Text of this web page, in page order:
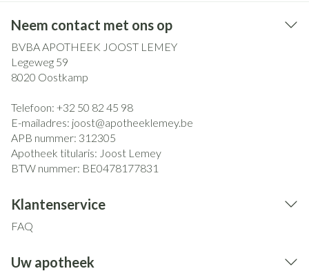
Neem contact met ons op
BVBA APOTHEEK JOOST LEMEY
Legeweg 59
8020 Oostkamp
Telefoon: +32 50 82 45 98
E-mailadres: joost@apotheeklemey.be
APB nummer: 312305
Apotheek titularis: Joost Lemey
BTW nummer: BE0478177831
Klantenservice
FAQ
Uw apotheek